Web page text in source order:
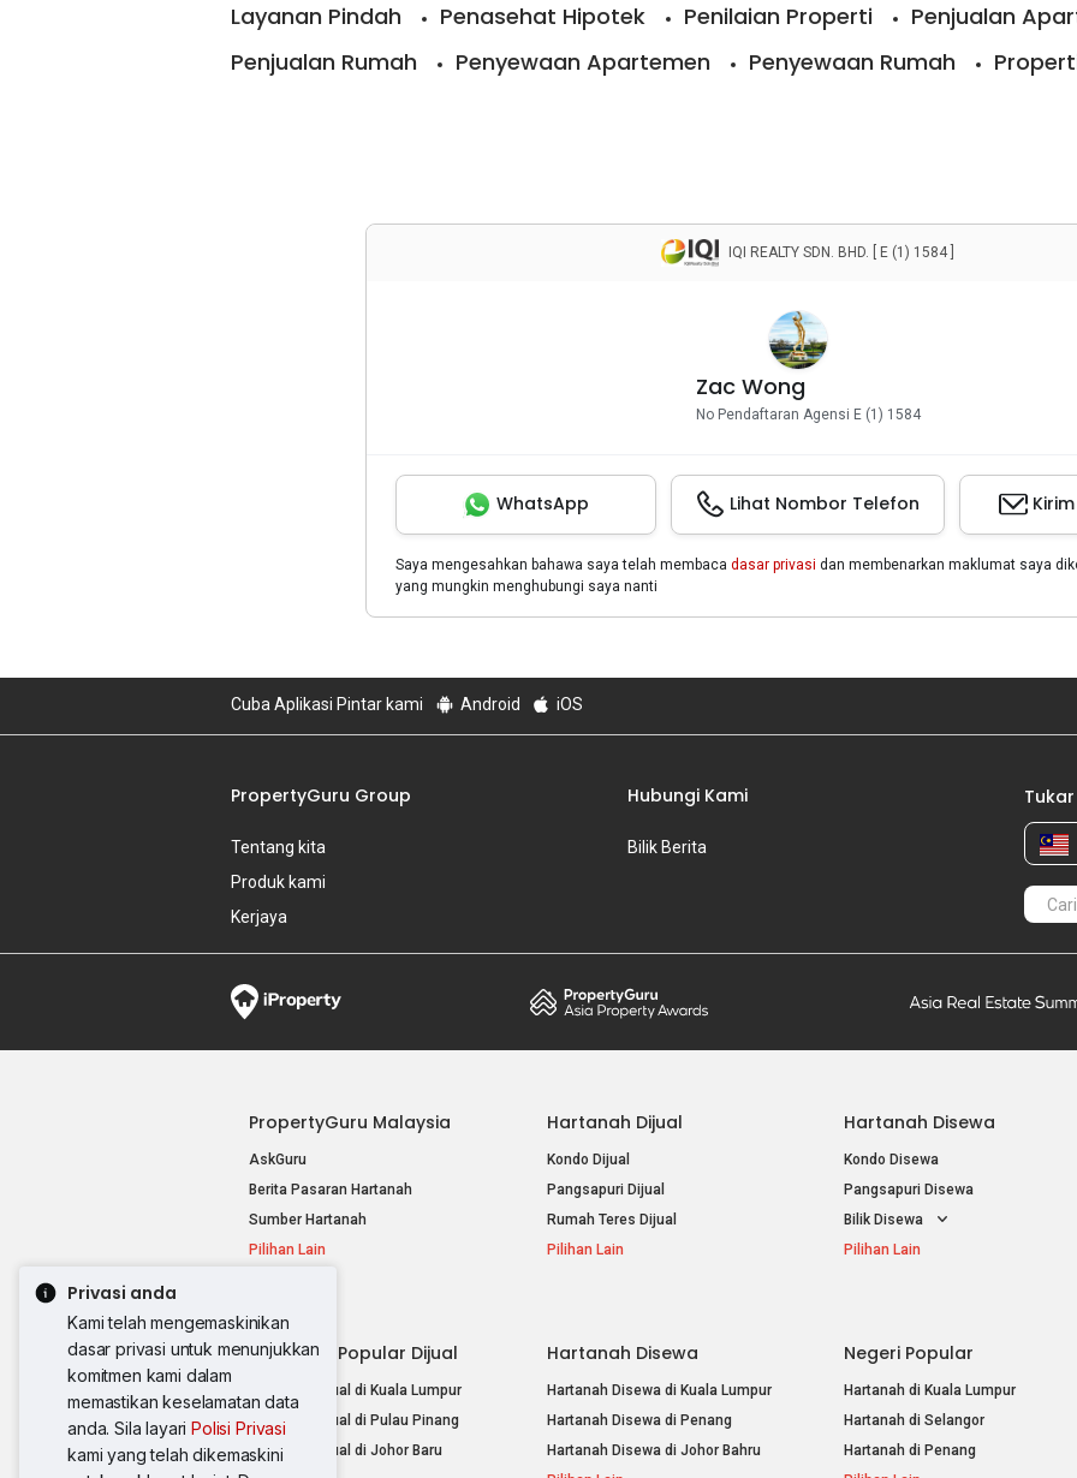
Privasi anda
Kami telah mengemaskinikan
dasar privasi untuk menunjukkan
komitmen kami dalam
memastikan keselamatan data
anda. Sila layariPolisi Privasi
kami yang telah dikemaskini
Layanan Pindah Penasehat Hipotek Penilaian Properti
Penjualan
Penjualan Rumah
Penyewaan Apartemen Penyewaan Rumah
IQI REALTY SDN. BHD. [ E (1) 1584 ]
Zac Wong
No Pendaftaran Agensi E (1) 1584
WhatsApp Lihat Nombor Telefon
Saya mengesahkan bahawa saya telah membaca dasar privasi dan membenarkan maklumat saya
yang mungkin menghubungi saya nanti
Cuba Aplikasi Pintar kami Android iOS
PropertyGuru Group
Tentang kita
Produk kami
Kerjaya
Hubungi Kami
Bilik Berita
PropertyGuru Malaysia
AskGuru
Berita Pasaran Hartanah
Sumber Hartanah
Pilihan Lain
Hartanah Dijual
Kondo Dijual
Pangsapuri Dijual
Rumah Teres Dijual
Pilihan Lain
Hartanah Disewa
Kondo Disewa
Pangsapuri Disewa
Bilik Disewa
Pilihan Lain
Hartanah Popular Dijual
Hartanah Dijual di Kuala Lumpur
Hartanah Dijual di Pulau Pinang
Hartanah Dijual di Johor Baru
Hartanah Disewa
Hartanah Disewa di Kuala Lumpur
Hartanah Disewa di Penang
Hartanah Disewa di Johor Bahru
Negeri Popular
Hartanah di Kuala Lumpur
Hartanah di Selangor
Hartanah di Penang